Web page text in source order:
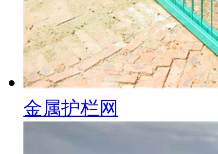
金属护栏网